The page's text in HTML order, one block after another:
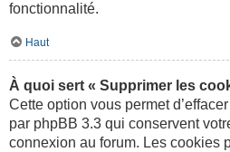
fonctionnalité.
Haut
À quoi sert « Supprimer les
Cette option vous permet
par phpBB 3.3 qui conservent
connexion au forum. Les cookies